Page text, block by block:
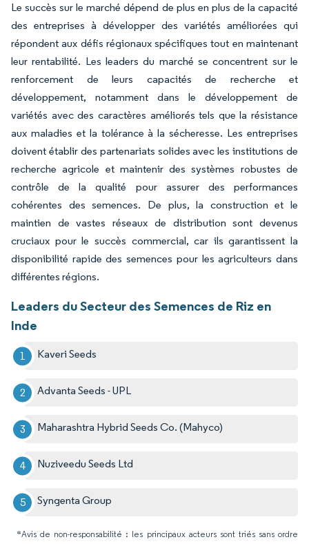
Le succès sur le marché dépend de plus en plus de la capacité
des entreprises à développer des variétés améliorées qui
répondent aux défis régionaux spécifiques tout en maintenant
leur rentabilité. Les leaders du marché se concentrent sur le
renforcement de leurs capacités de recherche et
développement, notamment dans le développement de
variétés avec des caractères améliorés tels que la résistance
aux maladies et la tolérance à la sécheresse. Les entreprises
doivent établir des partenariats solides avec les institutions de
recherche agricole et maintenir des systèmes robustes de
contrôle de la qualité pour assurer des performances
cohérentes des semences. De plus, la construction et le
maintien de vastes réseaux de distribution sont devenus
cruciaux pour le succès commercial, car ils garantissent la
disponibilité rapide des semences pour les agriculteurs dans
différentes régions.
Leaders du Secteur des Semences de Riz en
Inde
Kaveri Seeds
Advanta Seeds - UPL
Maharashtra Hybrid Seeds Co. (Mahyco)
Nuziveedu Seeds Ltd
Syngenta Group
*Avis de non-responsabilité : les principaux acteurs sont triés sans ordre